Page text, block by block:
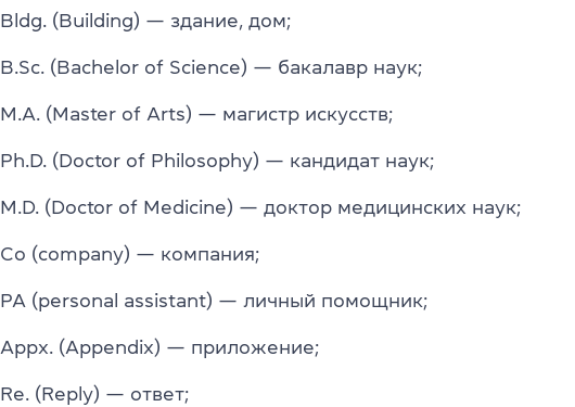
Bldg. (Building) — здание, дом;
B.Sc. (Bachelor of Science) — бакалавр наук;
M.A. (Master of Arts) — магистр искусств;
Ph.D. (Doctor of Philosophy) — кандидат наук;
M.D. (Doctor of Medicine) — доктор медицинских наук;
Co (company) — компания;
PA (personal assistant) — личный помощник;
Appx. (Appendix) — приложение;
Re. (Reply) — ответ;